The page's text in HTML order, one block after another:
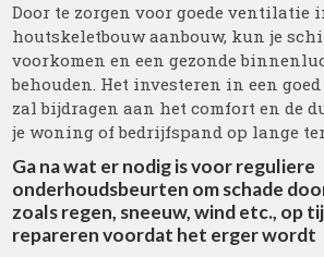
Door te zorgen voor goede ventilatie
houtskeletbouw aanbouw, kun je
voorkomen en een gezonde
behouden. Het investeren in een
zal bijdragen aan het comfort en de
je woning of bedrijfspand op lange
Ga na wat er nodig is voor reguliere
onderhoudsbeurten om schade
zoals regen, sneeuw, wind etc., op
repareren voordat het erger wordt